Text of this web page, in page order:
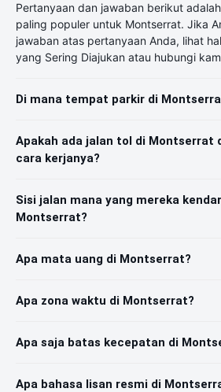
Pertanyaan dan jawaban berikut
paling populer untuk Montserrat. Jika
jawaban atas pertanyaan Anda, lihat
yang Sering Diajukan atau hubungi
Di mana tempat parkir di
Apakah ada jalan tol di Montserrat
cara kerjanya?
Sisi jalan mana yang mereka
Montserrat?
Apa mata uang di Montserrat?
Apa zona waktu di Montserrat?
Apa saja batas kecepatan di
Apa bahasa lisan resmi di